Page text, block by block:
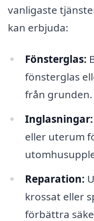
vanligaste
kan erbjuda:
Fönsterglas:
fönsterglas
från grunden.
Inglasningar:
eller uterum
Reparation:
krossat eller
förbättra